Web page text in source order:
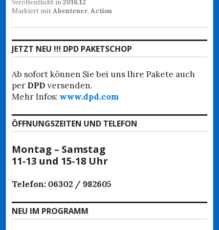
Veröffentlicht in 2016.12
Markiert mitAbenteuer, Action
JETZT NEU !!! DPD PAKETSCHOP
Ab sofort können Sie bei uns Ihre Pakete auch
per DPD versenden.
Mehr Infos: www.dpd.com
ÖFFNUNGSZEITEN UND TELEFON
Montag – Samstag
11-13 und 15-18 Uhr
Telefon: 06302 / 982605
NEU IM PROGRAMM